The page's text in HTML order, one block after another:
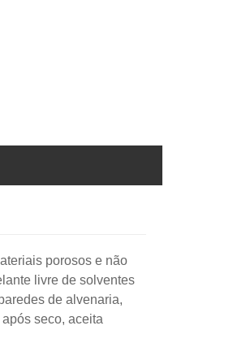
porosos e não
livre de solventes
de alvenaria,
seco, aceita